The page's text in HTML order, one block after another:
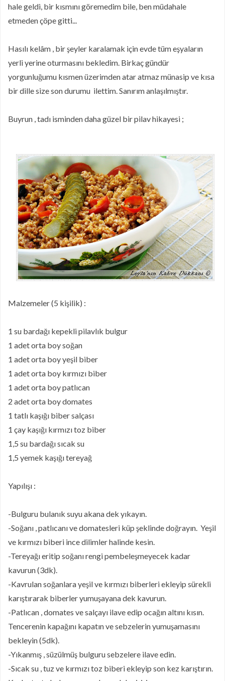
hale geldi, bir kısmını göremedim bile, ben müdahale
etmeden çöpe gitti...
Hasılı kelâm , bir şeyler karalamak için evde tüm eşyaların
yerli yerine oturmasını bekledim. Birkaç gündür
yorgunluğumu kısmen üzerimden atar atmaz münasip ve kısa
bir dille size son durumu ilettim. Sanırım anlaşılmıştır.
Buyrun , tadı isminden daha güzel bir pilav hikayesi ;
Malzemeler (5 kişilik) :
1 su bardağı kepekli pilavlık bulgur
1 adet orta boy soğan
1 adet orta boy yeşil biber
1 adet orta boy kırmızı biber
1 adet orta boy patlıcan
2 adet orta boy domates
1 tatlı kaşığı biber salçası
1 çay kaşığı kırmızı toz biber
1,5 su bardağı sıcak su
1,5 yemek kaşığı tereyağ
Yapılışı :
-Bulguru bulanık suyu akana dek yıkayın.
-Soğanı , patlıcanı ve domatesleri küp şeklinde doğrayın. Yeşil
ve kırmızı biberi ince dilimler halinde kesin.
-Tereyağı eritip soğanı rengi pembeleşmeyecek kadar
kavurun (3dk).
-Kavrulan soğanlara yeşil ve kırmızı biberleri ekleyip sürekli
karıştırarak biberler yumuşayana dek kavurun.
-Patlıcan , domates ve salçayı ilave edip ocağın altını kısın.
Tencerenin kapağını kapatın ve sebzelerin yumuşamasını
bekleyin (5dk).
-Yıkanmış , süzülmüş bulguru sebzelere ilave edin.
-Sıcak su , tuz ve kırmızı toz biberi ekleyip son kez karıştırın.